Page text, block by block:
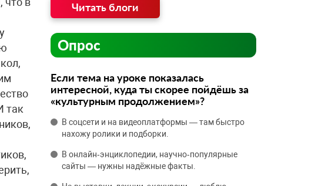
Читать блоги
Опрос
Если тема на уроке показалась
интересной, куда ты скорее пойдёшь за
«культурным продолжением»?
В соцсети и на видеоплатформы — там быстро
нахожу ролики и подборки.
В онлайн‑энциклопедии, научно‑популярные
сайты — нужны надёжные факты.